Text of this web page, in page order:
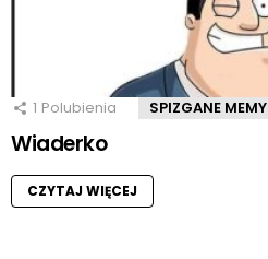
1 Polubienia SPIZGANE MEMY
Wiaderko
CZYTAJ WIĘCEJ